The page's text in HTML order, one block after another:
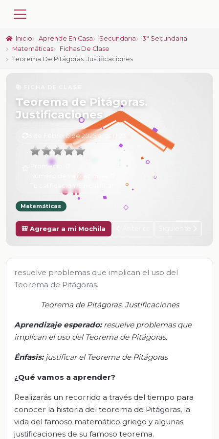
Inicio Aprende En Casa Secundaria
3° Secundaria
Matemáticas
Fichas De Clase
Teorema De Pitágoras. Justificaciones
Teorema de Pitágoras.
Justificaciones
6 de Febrero de 2025 a las 17:23
Promedio:
Número de valoraciones:
Tu calificación:
Matemáticas
🎒 Agregar a mi Mochila
resuelve problemas que implican el uso del
Teorema de Pitágoras.
Teorema de Pitágoras. Justificaciones
Aprendizaje esperado: resuelve problemas que
implican el uso del Teorema de Pitágoras.
Énfasis: justificar el Teorema de Pitágoras
¿Qué vamos a aprender?
Realizarás un recorrido a través del tiempo para
conocer la historia del teorema de Pitágoras, la
vida del famoso matemático griego y algunas
justificaciones de su famoso teorema.